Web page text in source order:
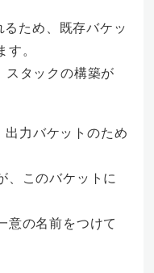
ため、既存バケッ
。
タックの構築が
力バケットのため
、このバケットに
意の名前をつけて